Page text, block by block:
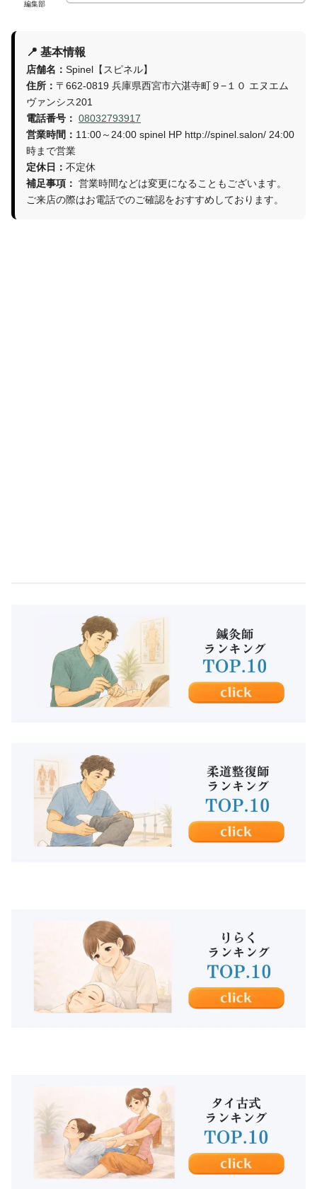
編集部
📍 基本情報
店舗名： Spinel【スピネル】
住所： 〒662-0819 兵庫県西宮市六湛寺町９−１０ エヌエム
ヴァンシス201
電話番号： 08032793917
営業時間： 11:00～24:00 spinel HP http://spinel.salon/ 24:00
時まで営業
定休日： 不定休
補足事項： 営業時間などは変更になることもございます。
ご来店の際はお電話でのご確認をおすすめしております。